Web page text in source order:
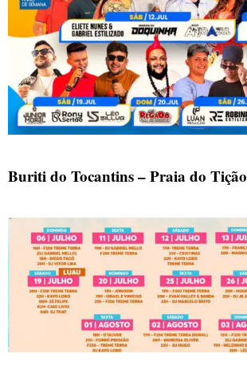
Buriti do Tocantins – Praia do Tição